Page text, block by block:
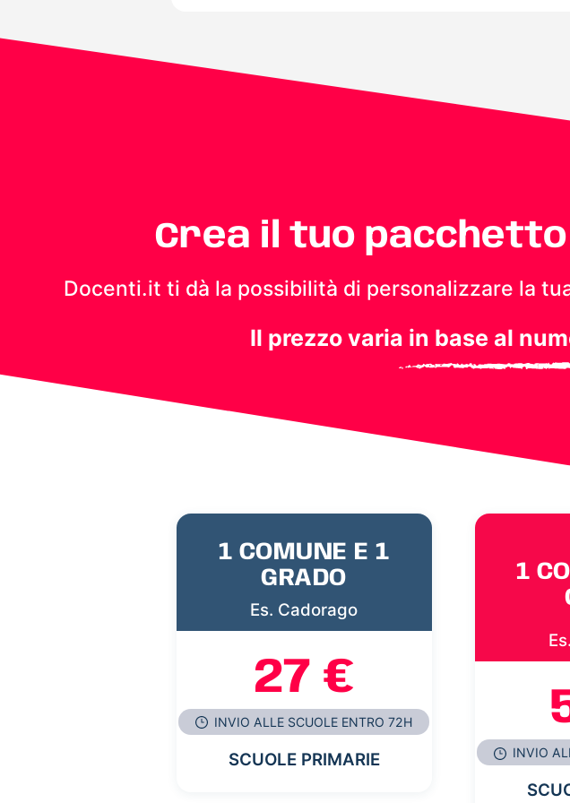
Crea il tuo
Docenti.it ti dà la possibilità di personalizzare la
Il prezzo varia in base al
1 COMUNE E 1
GRADO
Es. Cadorago
27 €
INVIO ALLE SCUOLE ENTRO 72H
SCUOLE PRIMARIE
1
INVIO